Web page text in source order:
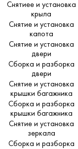
Снятиее и установка
крыла
Снятие и установка
капота
Снятие и установка
двери
Сборка и разборка
двери
Снятие и установка
крышки багажника
Сборка и разборка
крышки багажника
Снятие и установка
зеркала
Сборка и разборка